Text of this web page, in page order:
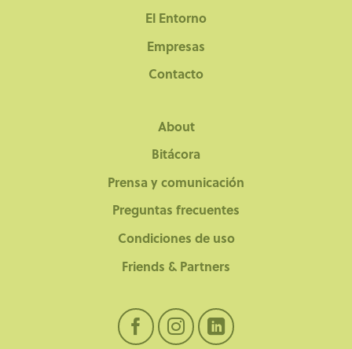
El Entorno
Empresas
Contacto
About
Bitácora
Prensa y comunicación
Preguntas frecuentes
Condiciones de uso
Friends & Partners